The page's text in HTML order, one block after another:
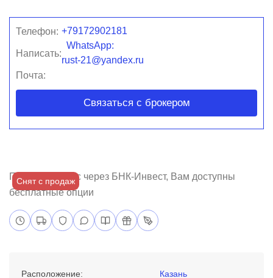
Снят с продаж
Покупая бизнес через БНК-Инвест, Вам доступны
бесплатные опции
Расположение:
Казань
Телефон:
Написать:
Почта:
+79172902181
WhatsApp:
rust-21@yandex.ru
Связаться с брокером